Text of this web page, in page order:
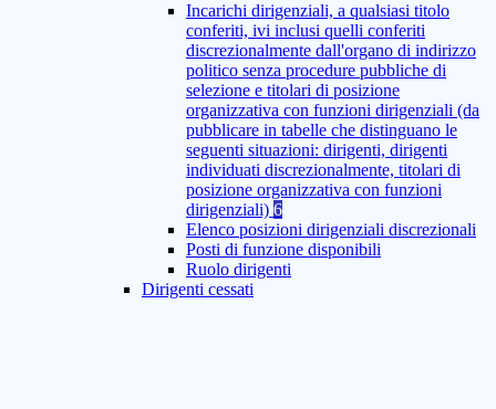
Incarichi dirigenziali, a qualsiasi titolo
conferiti, ivi inclusi quelli conferiti
discrezionalmente dall'organo di indirizzo
politico senza procedure pubbliche di
selezione e titolari di posizione
organizzativa con funzioni dirigenziali (da
pubblicare in tabelle che distinguano le
seguenti situazioni: dirigenti, dirigenti
individuati discrezionalmente, titolari di
posizione organizzativa con funzioni
dirigenziali) 6
Elenco posizioni dirigenziali discrezionali
Posti di funzione disponibili
Ruolo dirigenti
Dirigenti cessati